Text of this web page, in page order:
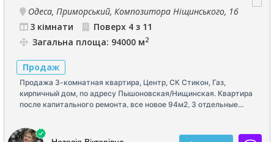
Одеса, Приморський, Композитора Ніщинського, 16
3 кімнати
Поверх 4 з 11
Загальна площа: 94000 м2
Продаж
Продажа 3-комнатная квартира, Центр, СК Стикон, Газ,
кирпичный дом, по адресу Пышоновская/Нищинская. Квартира
после капитального ремонта, все новое 94м2, 3 отдельные
гардеробная. 4 этаж 10 этажно домк. Дом автономный, на
крыше солнечные панели, при выключении света работает